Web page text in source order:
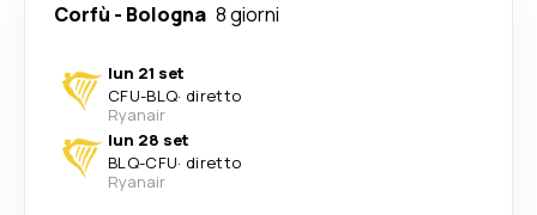
Corfù - Bologna 8 giorni
lun 21 set
CFU-BLQ· diretto
Ryanair
lun 28 set
BLQ-CFU· diretto
Ryanair